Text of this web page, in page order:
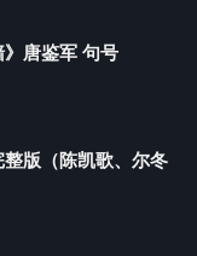
》唐鉴军 句号
整版（陈凯歌、尔冬